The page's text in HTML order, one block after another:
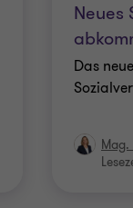
Neues
Das neue